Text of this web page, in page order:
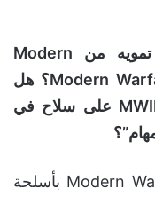
Modern
؟ هل
على سلاح في
لا يمكن تجهيز تمويهات Modern Warfare II بأسلحة